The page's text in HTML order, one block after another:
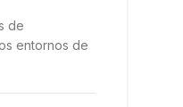
de
entornos de